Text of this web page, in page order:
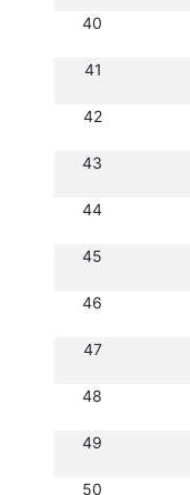
40
41
42
43
44
45
46
47
48
49
50